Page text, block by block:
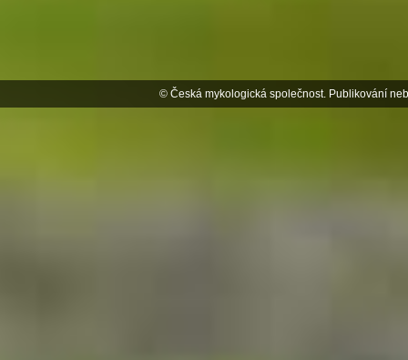
© Česká mykologická společnost. Publikování